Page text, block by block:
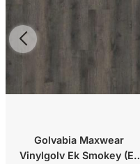
Golvabia Maxwear
Vinylgolv Ek Smokey (Ek